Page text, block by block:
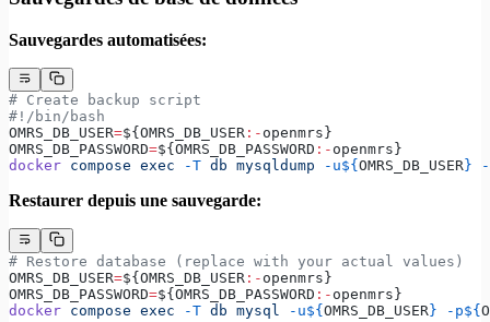
Sauvegardes automatisées:
# Create backup script
#!/bin/bash
OMRS_DB_USER=${OMRS_DB_USER :- openmrs}
OMRS_DB_PASSWORD=${OMRS_DB_PASSWORD :- openmrs}
docker compose exec -T db mysqldump -u${ OMRS_DB_USER} -
Restaurer depuis une sauvegarde:
# Restore database (replace with your actual values)
OMRS_DB_USER=${OMRS_DB_USER :- openmrs}
OMRS_DB_PASSWORD=${OMRS_DB_PASSWORD :- openmrs}
docker compose exec -T db mysql -u${OMRS_DB_USER} -p${